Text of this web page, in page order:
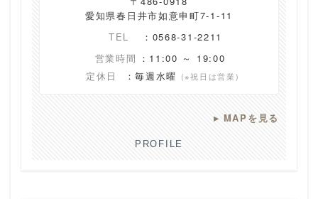
愛知県春日井市如意申町7-1-11
TEL
：0568-31-2211
営業時間 ：11:00 ～ 19:00
定休日
：毎週水曜 (※祝日は営業)
▸ MAPを見る
PROFILE